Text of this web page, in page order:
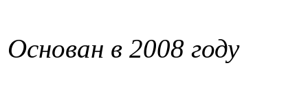
Основан в 2008 году